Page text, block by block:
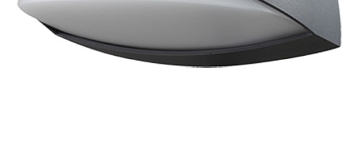
Iluminat arhitectural